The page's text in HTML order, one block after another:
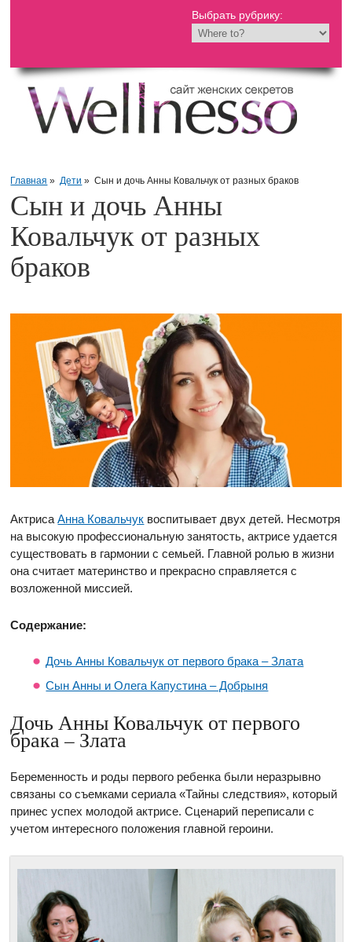
Выбрать рубрику:
Главная » Дети » Сын и дочь Анны Ковальчук от разных браков
Сын и дочь Анны
Ковальчук от разных
браков
АктрисаАнна Ковальчук воспитывает двух детей. Несмотря
на высокую профессиональную занятость, актрисе удается
существовать в гармонии с семьей. Главной ролью в жизни
она считает материнство и прекрасно справляется с
возложенной миссией.
Содержание:
Дочь Анны Ковальчук от первого брака – Злата
Сын Анны и Олега Капустина – Добрыня
Дочь Анны Ковальчук от первого
брака – Злата
Беременность и роды первого ребенка были неразрывно
связаны со съемками сериала «Тайны следствия», который
принес успех молодой актрисе. Сценарий переписали с
учетом интересного положения главной героини.